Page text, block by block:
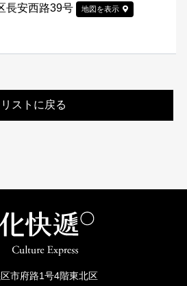
長安西路39号
地図を表示
リストに戻る
市府路1号4階東北区